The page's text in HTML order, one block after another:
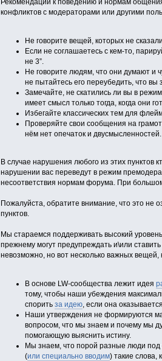
Рекомендации к поведению и нормам
конфликтов с модераторами или другими
Не говорите вещей, которых не
Если не соглашаетесь с кем-то,
не 3”.
Не говорите людям, что они думают и
не пытайтесь его переубедить, что вы
Замечайте, не скатились ли вы в
имеет смысл только тогда, когда они
Избегайте классических тем для
Проверяйте свои сообщения на
нём нет опечаток и двусмысленностей.
В случае нарушения любого из этих
нарушении вас переведут в режим
несоответствия нормам форума. При
Пожалуйста, обратите внимание, что это не
пунктов.
Мы стараемся поддерживать высокий
прежнему могут предупреждать и\или
невозможно, но вот несколько важных
В основе LW-сообщества лежит идея
тому, чтобы наши убеждения
спорить за идею, если она
Наши утверждения не формируются
вопросом, что мы знаем и почему мы
помогающую выяснить истину.
Мы знаем, что порой разные люди
(или специально вводим) такие слова,